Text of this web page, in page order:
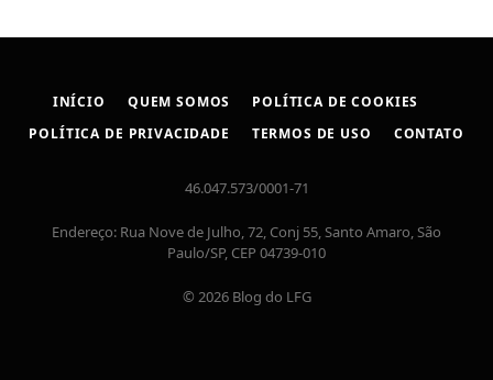
INÍCIO QUEM SOMOS
POLÍTICA DE COOKIES
POLÍTICA DE PRIVACIDADE
TERMOS DE USO CONTATO
46.047.573/0001-71
Endereço: Rua Nove de Julho, 72, Conj 55, Santo Amaro, São
Paulo/SP, CEP 04739-010
© 2026 Blog do LFG